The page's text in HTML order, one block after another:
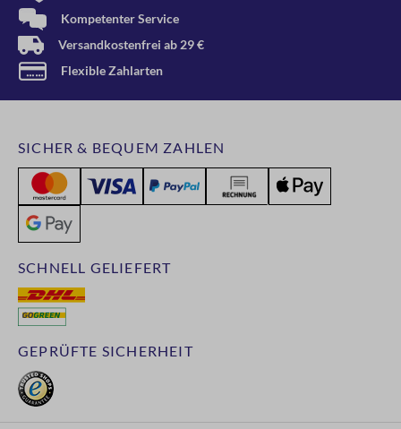
Kompetenter Service
Versandkostenfrei ab 29 €
Flexible Zahlarten
GEPRÜFTE SICHERHEIT
SCHNELL GELIEFERT
SICHER & BEQUEM ZAHLEN